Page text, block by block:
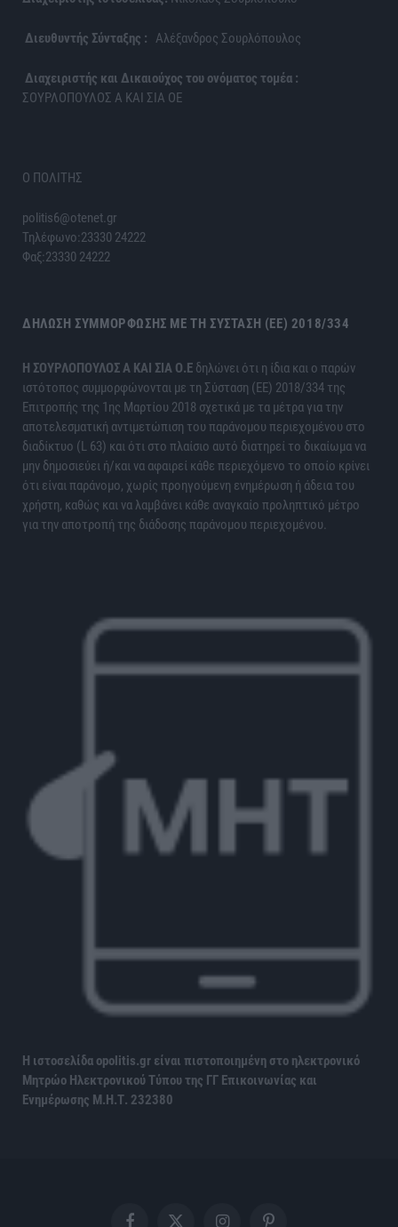
Διευθυντής Σύνταξης : Αλέξανδρος Σουρλόπουλος
Διαχειριστής και Δικαιούχος του ονόματος τομέα :
ΣΟΥΡΛΟΠΟΥΛΟΣ Α ΚΑΙ ΣΙΑ ΟΕ
Ο ΠΟΛΙΤΗΣ
politis6@otenet.gr
Τηλέφωνο:23330 24222
Φαξ:23330 24222
ΔΉΛΩΣΗ ΣΥΜΜΌΡΦΩΣΗΣ ΜΕ ΤΗ ΣΎΣΤΑΣΗ (ΕΕ) 2018/334
H ΣΟΥΡΛΟΠΟΥΛΟΣ Α ΚΑΙ ΣΙΑ Ο.Ε δηλώνει ότι η ίδια και ο παρών
ιστότοπος συμμορφώνονται με τη Σύσταση (ΕΕ) 2018/334 της
Επιτροπής της 1ης Μαρτίου 2018 σχετικά με τα μέτρα για την
αποτελεσματική αντιμετώπιση του παράνομου περιεχομένου στο
διαδίκτυο (L 63) και ότι στο πλαίσιο αυτό διατηρεί το δικαίωμα να
μην δημοσιεύει ή/και να αφαιρεί κάθε περιεχόμενο το οποίο κρίνει
ότι είναι παράνομο, χωρίς προηγούμενη ενημέρωση ή άδεια του
χρήστη, καθώς και να λαμβάνει κάθε αναγκαίο προληπτικό μέτρο
για την αποτροπή της διάδοσης παράνομου περιεχομένου.
Η ιστοσελίδα opolitis.gr είναι πιστοποιημένη στο ηλεκτρονικό
Μητρώο Ηλεκτρονικού Τύπου της ΓΓ Επικοινωνίας και
Ενημέρωσης Μ.Η.Τ. 232380